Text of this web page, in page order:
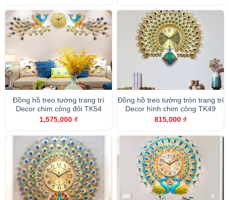
Đồng hồ treo tường trang trí
Decor chim công đôi TK54
1,575,000 ₫
Đồng hồ treo tường tròn trang trí
Decor hình chim công TK49
815,000 ₫